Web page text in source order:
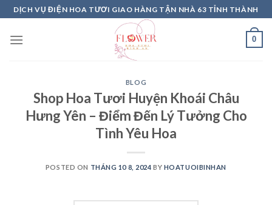
Skip
to
content
DỊCH VỤ ĐIỆN HOA TƯƠI GIAO HÀNG TẬN NHÀ 63 TỈNH THÀNH
0
BLOG
Shop Hoa Tươi Huyện Khoái Châu
Hưng Yên – Điểm Đến Lý Tưởng Cho
Tình Yêu Hoa
POSTED ON THÁNG 10 8, 2024 BY HOATUOIBINHAN